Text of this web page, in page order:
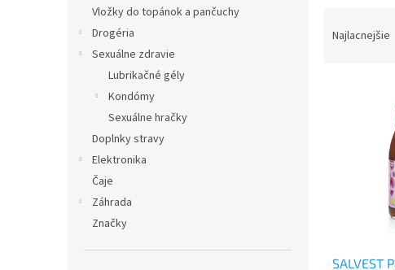
Vložky do topánok a pančuchy
Drogéria
Sexuálne zdravie
Lubrikačné gély
Kondómy
Sexuálne hračky
Doplnky stravy
Elektronika
Čaje
Záhrada
Značky
Najlacnejšie
SALVEST